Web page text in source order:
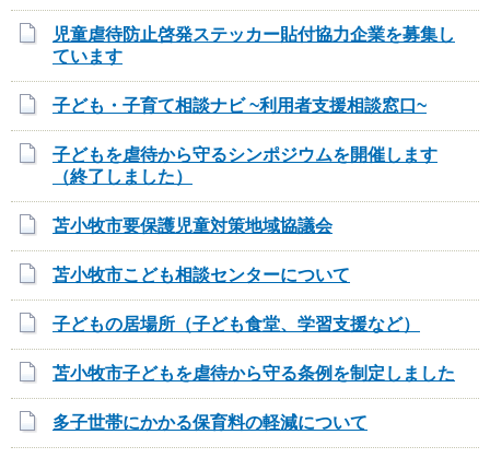
児童虐待防止啓発ステッカー貼付協力企業を募集し
ています
子ども・子育て相談ナビ ~利用者支援相談窓口~
子どもを虐待から守るシンポジウムを開催します
（終了しました）
苫小牧市要保護児童対策地域協議会
苫小牧市こども相談センターについて
子どもの居場所（子ども食堂、学習支援など）
苫小牧市子どもを虐待から守る条例を制定しました
多子世帯にかかる保育料の軽減について